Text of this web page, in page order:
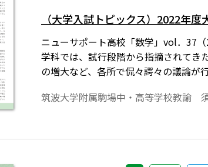
（大学入試トピックス）2022年
ニューサポート高校「数学」vol．37
学科では、試行段階から指摘されてき
の増大など、各所で侃々諤々の議論が
筑波大学附属駒場中・高等学校教諭